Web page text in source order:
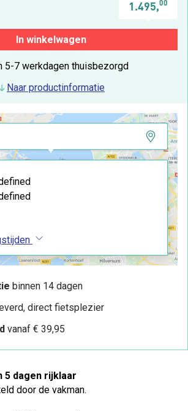
1.495,00
In winkelwagen
5-7 werkdagen thuisbezorgd
Naar productinformatie
binnen 14 dagen
direct fietsplezier
vanaf € 39,95
5 dagen rijklaar
door de vakman.